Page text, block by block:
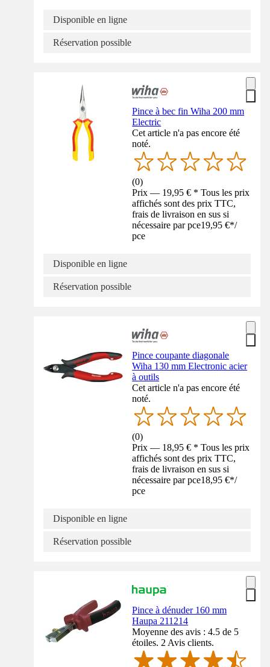
Disponible en ligne
Réservation possible
Pince à bec fin Wiha 200 mm
Electric
Cet article n'a pas encore été
noté.
(0)
Prix — 19,95 € * Tous les prix
affichés sont des prix TTC,
frais de livraison en sus si
nécessaire par pce19,95 €*/
pce
Disponible en ligne
Réservation possible
Pince coupante diagonale
Wiha 130 mm Electronic acier
à outils
Cet article n'a pas encore été
noté.
(0)
Prix — 18,95 € * Tous les prix
affichés sont des prix TTC,
frais de livraison en sus si
nécessaire par pce18,95 €*/
pce
Disponible en ligne
Réservation possible
Pince à dénuder 160 mm
Haupa 211214
Moyenne des avis : 4.5 de 5
étoiles. 2 Avis clients.